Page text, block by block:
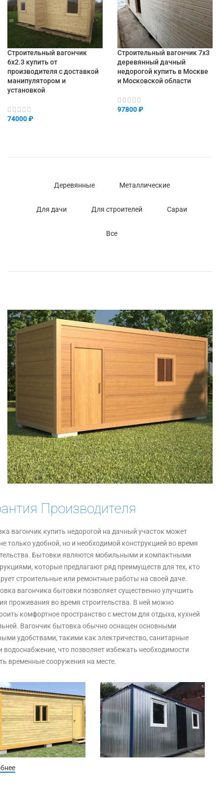
Строительный вагончик
6х2.3 купить от
производителя с доставкой
манипулятором и
установкой
74000₽
Строительный вагончик 7х3
деревянный дачный
недорогой купить в Москве
и Московской области
97800₽
Деревянные Металлические
Для дачи Для строителей Сараи
Все
Производителя
вагончик купить недорогой на дачный участок может
только удобной, но и необходимой конструкцией во время
Бытовки являются мобильными и компактными
которые предлагают ряд преимуществ для тех, кто
строительные или ремонтные работы на своей даче.
вагончика бытовки позволяет существенно улучшить
проживания во время строительства. В ней можно
комфортное пространство с местом для отдыха, кухней
Вагончик бытовка обычно оснащен основными
удобствами, такими как электричество, санитарные
водоснабжение, что позволяет избежать необходимости
временные сооружения на месте.